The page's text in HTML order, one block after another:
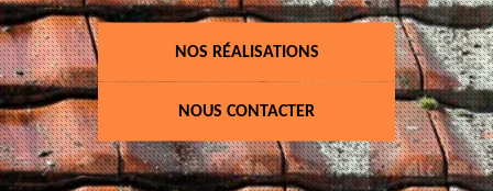
NOS RÉALISATIONS
NOUS CONTACTER